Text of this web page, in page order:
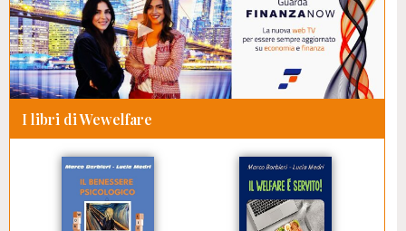
I libri di Wewelfare